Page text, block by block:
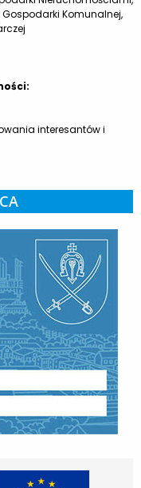
Komunalnej,
interesantów i